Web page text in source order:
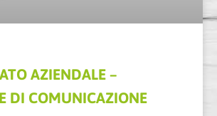
AZIENDALE –
DI COMUNICAZIONE